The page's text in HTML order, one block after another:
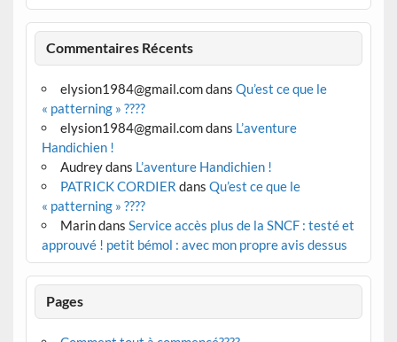
Commentaires Récents
elysion1984@gmail.comdans Qu’est ce que le
« patterning » ????
elysion1984@gmail.comdans L’aventure
Handichien !
Audreydans L’aventure Handichien !
PATRICK CORDIER dans Qu’est ce que le
« patterning » ????
Marindans Service accès plus de la SNCF : testé et
approuvé ! petit bémol : avec mon propre avis dessus
Pages